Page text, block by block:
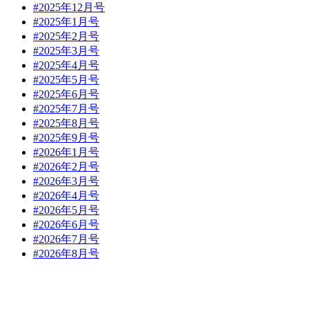
#2025年12月号
#2025年1月号
#2025年2月号
#2025年3月号
#2025年4月号
#2025年5月号
#2025年6月号
#2025年7月号
#2025年8月号
#2025年9月号
#2026年1月号
#2026年2月号
#2026年3月号
#2026年4月号
#2026年5月号
#2026年6月号
#2026年7月号
#2026年8月号